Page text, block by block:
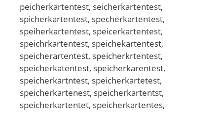
peicherkartentest, seicherkartentest,
spicherkartentest, specherkartentest,
speiherkartentest, speicerkartentest,
speichrkartentest, speichekartentest,
speicherartentest, speicherkrtentest,
speicherkatentest, speicherkarentest,
speicherkartntest, speicherkartetest,
speicherkartenest, speicherkartentst,
speicherkartentet, speicherkartentes,